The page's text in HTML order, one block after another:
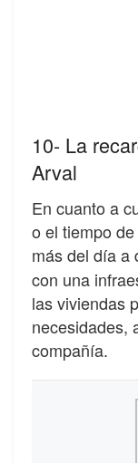
10- La
Arval
En cuanto a
o el tiempo
más del día a
con una
las viviendas
necesidades,
compañía.